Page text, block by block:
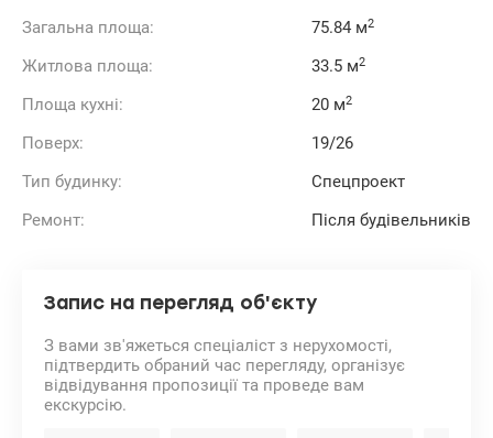
Загальна площа:
75.84 м2
Житлова площа: 33.5 м2
Площа кухні: 20 м2
Поверх:
19/26
Тип будинку:
Спецпроект
Ремонт:
Після будівельників
Запис на перегляд об'єкту
З вами зв'яжеться спеціаліст з нерухомості,
підтвердить обраний час перегляду, організує
відвідування пропозиції та проведе вам
екскурсію.